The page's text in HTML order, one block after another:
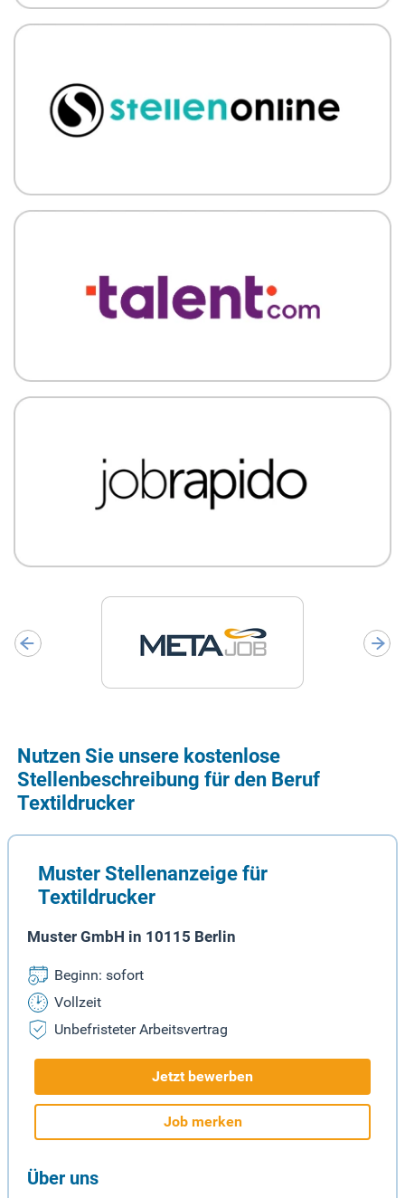
Nutzen Sie unsere kostenlose
Stellenbeschreibung für den Beruf
Textildrucker
Muster Stellenanzeige für
Textildrucker
Muster GmbH in 10115 Berlin
Beginn: sofort
Vollzeit
Unbefristeter Arbeitsvertrag
Jetzt bewerben
Job merken
Über uns